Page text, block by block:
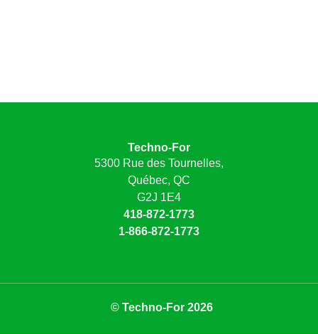
Techno-For
5300 Rue des Tournelles,
Québec, QC
G2J 1E4
418-872-1773
1-866-872-1773
© Techno-For 2026